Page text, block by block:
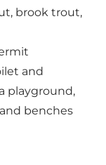
brook trout,
and
playground,
benches